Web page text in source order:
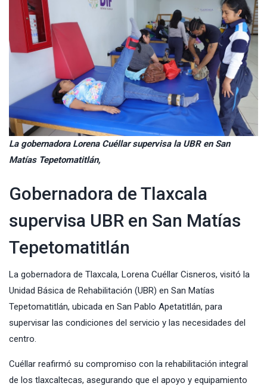
La gobernadora Lorena Cuéllar supervisa la UBR en San
Matías Tepetomatitlán,
Gobernadora de Tlaxcala
supervisa UBR en San Matías
Tepetomatitlán
La gobernadora de Tlaxcala, Lorena Cuéllar Cisneros, visitó la
Unidad Básica de Rehabilitación (UBR) en San Matías
Tepetomatitlán, ubicada en San Pablo Apetatitlán, para
supervisar las condiciones del servicio y las necesidades del
centro.
Cuéllar reafirmó su compromiso con la rehabilitación integral
de los tlaxcaltecas, asegurando que el apoyo y equipamiento